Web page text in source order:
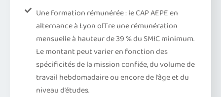
Une formation rémunérée : le CAP AEPE en
alternance à Lyon offre une rémunération
mensuelle à hauteur de 39 % du SMIC minimum.
Le montant peut varier en fonction des
spécificités de la mission confiée, du volume de
travail hebdomadaire ou encore de l’âge et du
niveau d’études.